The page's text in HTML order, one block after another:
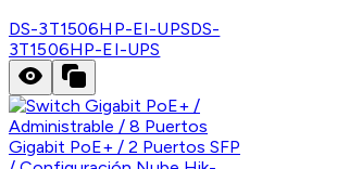
DS-3T1506HP-EI-UPSDS-
3T1506HP-EI-UPS